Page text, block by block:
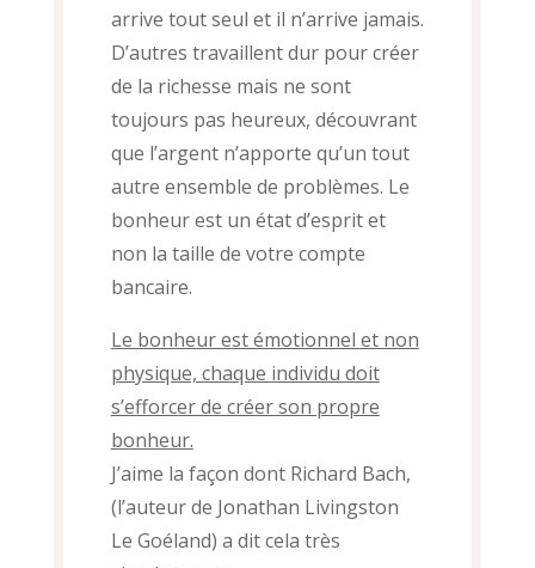
arrive tout seul et il n’arrive jamais.
D’autres travaillent dur pour créer
de la richesse mais ne sont
toujours pas heureux, découvrant
que l’argent n’apporte qu’un tout
autre ensemble de problèmes. Le
bonheur est un état d’esprit et
non la taille de votre compte
bancaire.
Le bonheur est émotionnel et non
physique, chaque individu doit
s’efforcer de créer son propre
bonheur.
J’aime la façon dont Richard Bach,
(l’auteur de Jonathan Livingston
Le Goéland) a dit cela très